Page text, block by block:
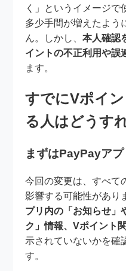
く」というイメージで
多少手間が増えたよう
ん。しかし、本人確認
イントの不正利用や誤
ます。
すでにVポイ
る人はどうす
まずはPayPayア
今回の変更は、すべて
影響する可能性があり
プリ内の「お知らせ」
ク」情報、Vポイント
示されていないかを確
す。